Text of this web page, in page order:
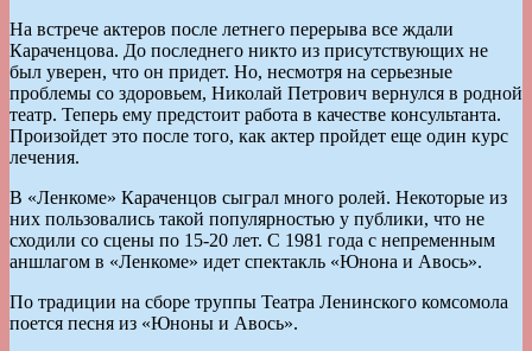
На встрече актеров после летнего перерыва все ждали
Караченцова. До последнего никто из присутствующих не
был уверен, что он придет. Но, несмотря на серьезные
проблемы со здоровьем, Николай Петрович вернулся в родной
театр. Теперь ему предстоит работа в качестве консультанта.
Произойдет это после того, как актер пройдет еще один курс
лечения.
В «Ленкоме» Караченцов сыграл много ролей. Некоторые из
них пользовались такой популярностью у публики, что не
сходили со сцены по 15-20 лет. С 1981 года с непременным
аншлагом в «Ленкоме» идет спектакль «Юнона и Авось».
По традиции на сборе труппы Театра Ленинского комсомола
поется песня из «Юноны и Авось».